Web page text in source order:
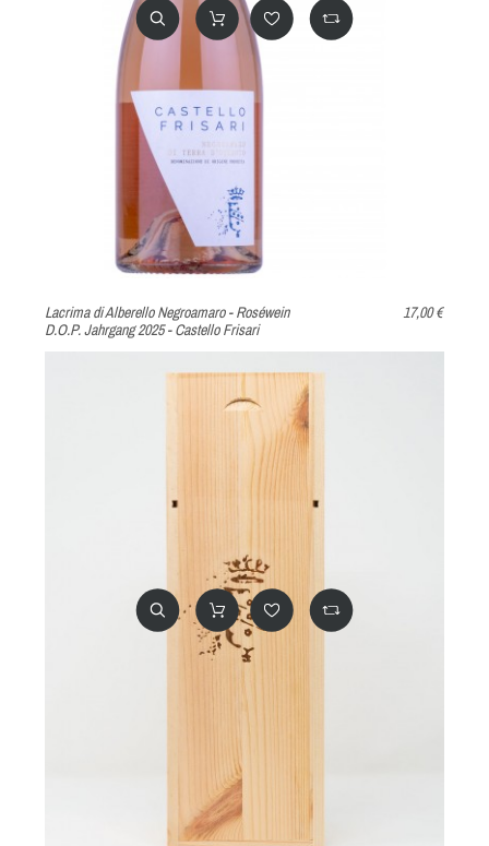
Lacrima di Alberello Negroamaro - Roséwein
D.O.P. Jahrgang 2025 - Castello Frisari
17,00 €